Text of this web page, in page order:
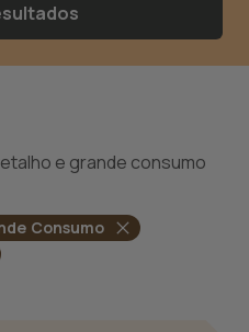
e grande consumo
Consumo